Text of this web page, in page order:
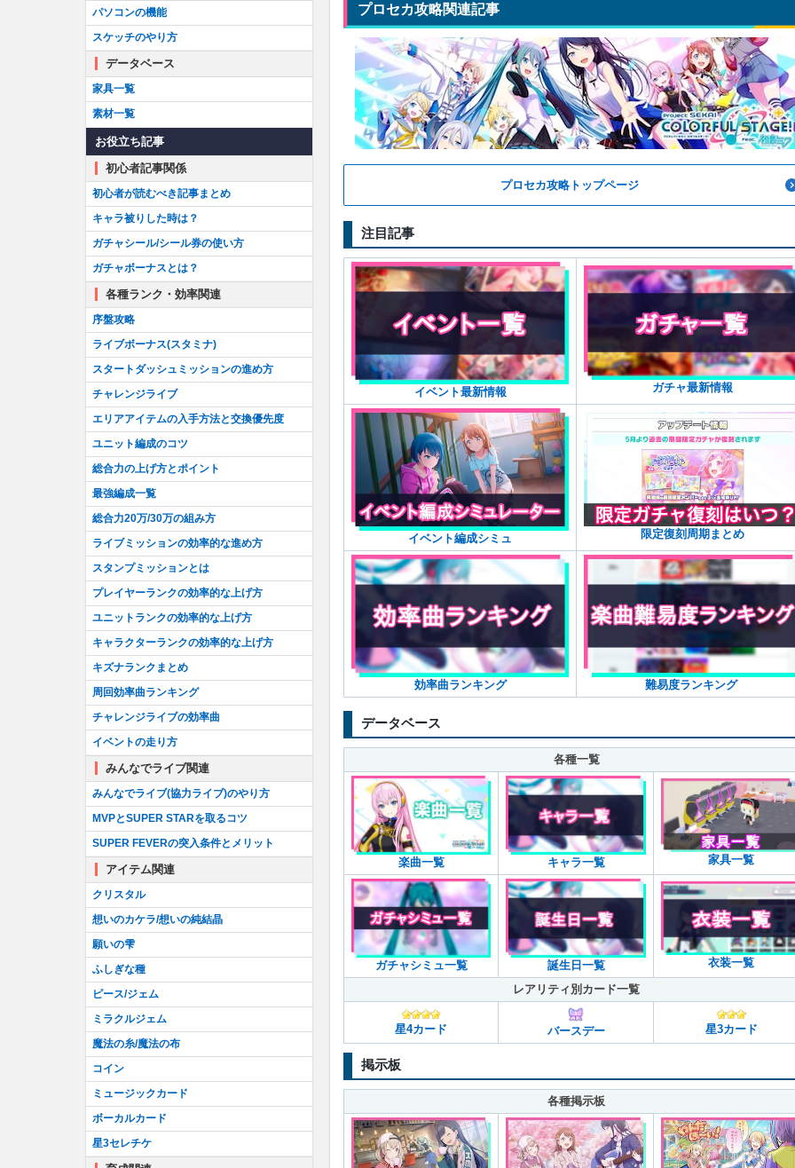
プロセカ攻略関連記事
プロセカ攻略トップページ
注目記事
イベント最新情報 ガチャ最新情報
イベント編成シミュ 限定復刻周期まとめ
効率曲ランキング 難易度ランキング
データベース
各種一覧
楽曲一覧 キャラ一覧 家具一覧
ガチャシミュ一覧 誕生日一覧
衣装一覧
レアリティ別カード一覧
星4カード バースデー 星3カード
掲示板
各種掲示板
パソコンの機能
スケッチのやり方
データベース
家具一覧
素材一覧
お役立ち記事
初心者記事関係
初心者が読むべき記事まとめ
キャラ被りした時は？
ガチャシール/シール券の使い方
ガチャボーナスとは？
各種ランク・効率関連
序盤攻略
ライブボーナス(スタミナ)
スタートダッシュミッションの進め方
チャレンジライブ
エリアアイテムの入手方法と交換優先度
ユニット編成のコツ
総合力の上げ方とポイント
最強編成一覧
総合力20万/30万の組み方
ライブミッションの効率的な進め方
スタンプミッションとは
プレイヤーランクの効率的な上げ方
ユニットランクの効率的な上げ方
キャラクターランクの効率的な上げ方
キズナランクまとめ
周回効率曲ランキング
チャレンジライブの効率曲
イベントの走り方
みんなでライブ関連
みんなでライブ(協力ライブ)のやり方
MVPとSUPER STARを取るコツ
SUPER FEVERの突入条件とメリット
アイテム関連
クリスタル
想いのカケラ/想いの純結晶
願いの雫
ふしぎな種
ピース/ジェム
ミラクルジェム
魔法の糸/魔法の布
コイン
ミュージックカード
ボーカルカード
星3セレチケ